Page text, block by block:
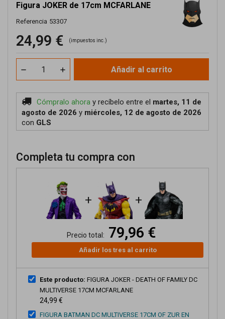
Figura JOKER de 17cm MCFARLANE
Referencia 53307
24,99 € (impuestos inc.)
Añadir al carrito
Cómpralo ahora y recíbelo entre el martes, 11 de
agosto de 2026 y miércoles, 12 de agosto de 2026
con GLS
Completa tu compra con
+ +
Precio total: 79,96 €
Añadir los tres al carrito
Este producto: FIGURA JOKER - DEATH OF FAMILY DC
MULTIVERSE 17CM MCFARLANE
24,99 €
FIGURA BATMAN DC MULTIVERSE 17CM OF ZUR EN